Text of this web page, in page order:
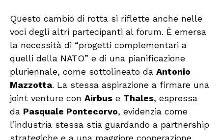
Questo cambio di rotta si riflette anche nelle
voci degli altri partecipanti al forum. È emersa
la necessità di “progetti complementari a
quelli della NATO” e di una pianificazione
pluriennale, come sottolineato da Antonio
Mazzotta. La stessa aspirazione a firmare una
joint venture con Airbus e Thales, espressa
da Pasquale Pontecorvo, evidenzia come
l’industria stessa stia guardando a partnership